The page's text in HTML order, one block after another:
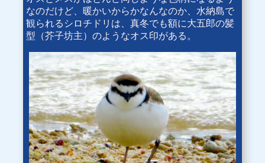
なのだけど、暖かいからかなんなのか、水納島で
観られるシロチドリは、真冬でも額に大五郎の髪
型（芥子坊主）のようなオス印がある。